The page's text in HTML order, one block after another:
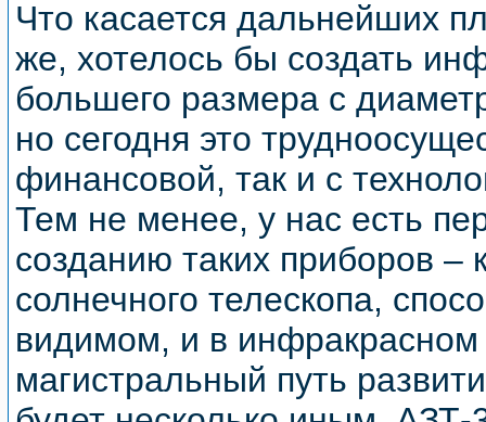
Что касается дальнейших
же, хотелось бы создать
большего размера с
но сегодня это
финансовой, так и с
Тем не менее, у нас есть
созданию таких приборов –
солнечного телескопа,
видимом, и в
магистральный путь